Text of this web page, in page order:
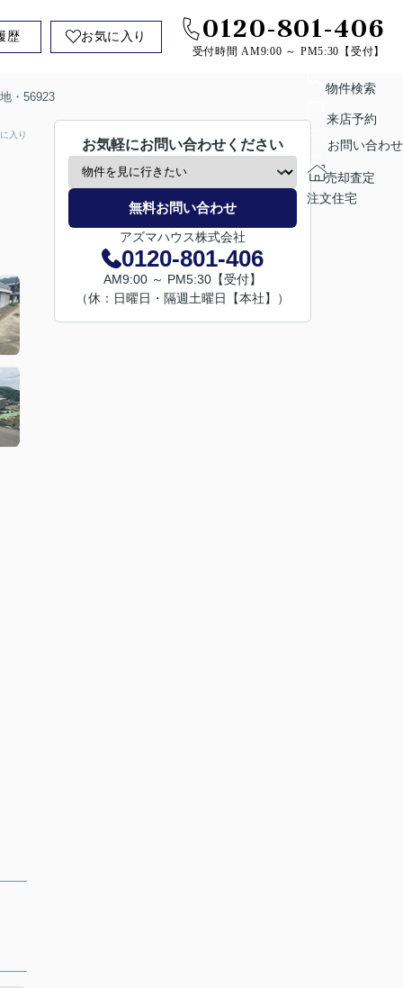
歴 お気に入り 0120-801-406
受付時間 AM9:00 ～ PM5:30【受付】
・56923
入り
お気軽にお問い合わせください
無料お問い合わせ
アズマハウス株式会社
0120-801-406
AM9:00 ～ PM5:30【受付】
（休：日曜日・隔週土曜日【本社】）
物件検索
来店予約
お問い合わせ
売却査定
注文住宅